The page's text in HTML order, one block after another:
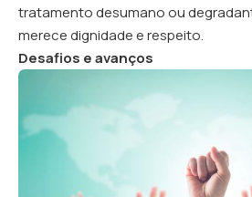
tratamento desumano ou
merece dignidade e respeito.
Desafios e avanços